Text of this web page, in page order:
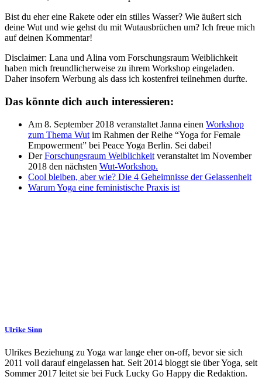
Bist du eher eine Rakete oder ein stilles Wasser? Wie äußert sich
deine Wut und wie gehst du mit Wutausbrüchen um? Ich freue mich
auf deinen Kommentar!
Disclaimer: Lana und Alina vom Forschungsraum Weiblichkeit
haben mich freundlicherweise zu ihrem Workshop eingeladen.
Daher insofern Werbung als dass ich kostenfrei teilnehmen durfte.
Das könnte dich auch interessieren:
Am 8. September 2018 veranstaltet Janna einen Workshop
zum Thema Wut im Rahmen der Reihe “Yoga for Female
Empowerment” bei Peace Yoga Berlin. Sei dabei!
DerForschungsraum Weiblichkeit veranstaltet im November
2018 den nächsten Wut-Workshop.
Cool bleiben, aber wie? Die 4 Geheimnisse der Gelassenheit
Warum Yoga eine feministische Praxis ist
Ulrike Sinn
Ulrikes Beziehung zu Yoga war lange eher on-off, bevor sie sich
2011 voll darauf eingelassen hat. Seit 2014 bloggt sie über Yoga, seit
Sommer 2017 leitet sie bei Fuck Lucky Go Happy die Redaktion.